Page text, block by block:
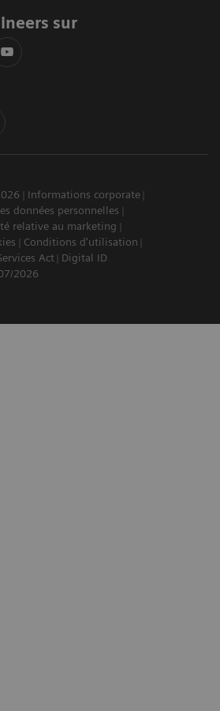
sur
Informations corporate
données personnelles
relative au marketing
Conditions d'utilisation
Act
Digital ID
2026